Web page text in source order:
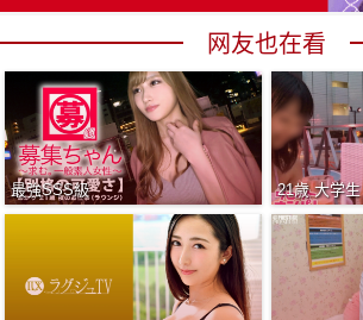
网友也在看
最強SSS級 21歳 大学生